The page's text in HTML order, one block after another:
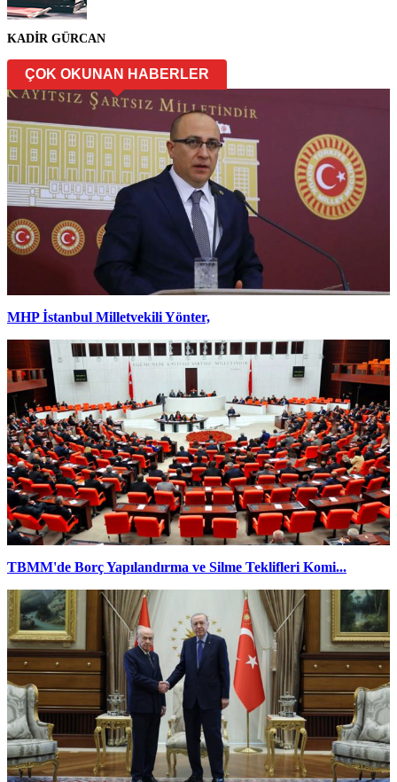
KADİR GÜRCAN
ÇOK OKUNAN HABERLER
MHP İstanbul Milletvekili Yönter,
TBMM'de Borç Yapılandırma ve Silme Teklifleri Komi...